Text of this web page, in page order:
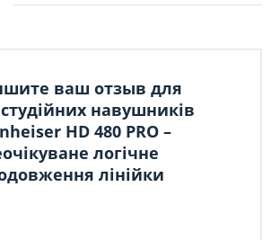
ваш отзыв для
навушників
HD 480 PRO –
логічне
лінійки